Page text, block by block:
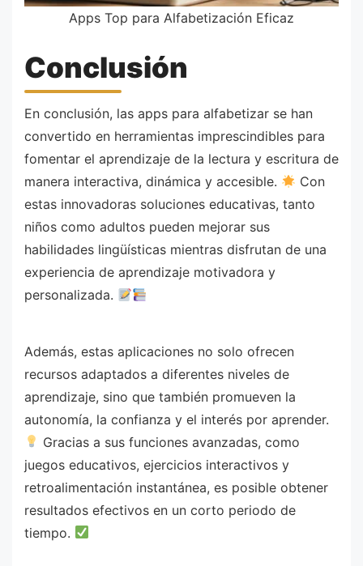
Apps Top para Alfabetización Eficaz
Conclusión
En conclusión, las apps para alfabetizar se han
convertido en herramientas imprescindibles para
fomentar el aprendizaje de la lectura y escritura de
manera interactiva, dinámica y accesible.
Con
estas innovadoras soluciones educativas, tanto
niños como adultos pueden mejorar sus
habilidades lingüísticas mientras disfrutan de una
experiencia de aprendizaje motivadora y
personalizada.
Además, estas aplicaciones no solo ofrecen
recursos adaptados a diferentes niveles de
aprendizaje, sino que también promueven la
autonomía, la confianza y el interés por aprender.
Gracias a sus funciones avanzadas, como
juegos educativos, ejercicios interactivos y
retroalimentación instantánea, es posible obtener
resultados efectivos en un corto periodo de
tiempo.